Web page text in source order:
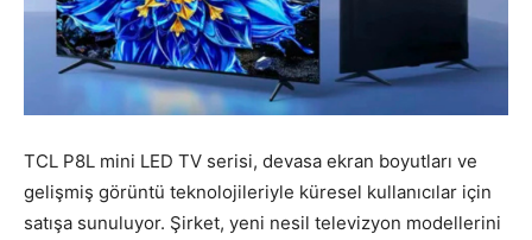
TCL P8L mini LED TV serisi, devasa ekran boyutları ve
gelişmiş görüntü teknolojileriyle küresel kullanıcılar için
satışa sunuluyor. Şirket, yeni nesil televizyon modellerini